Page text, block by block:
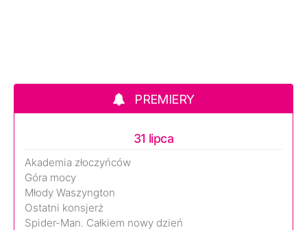
PREMIERY
31 lipca
Akademia złoczyńców
Góra mocy
Młody Waszyngton
Ostatni konsjerż
Spider-Man. Całkiem nowy dzień